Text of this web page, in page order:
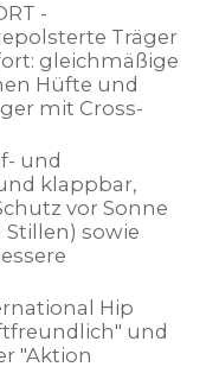
-
Träger
gleichmäßige
Hüfte und
mit Cross-
und
klappbar,
vor Sonne
sowie
Hip
und
"Aktion